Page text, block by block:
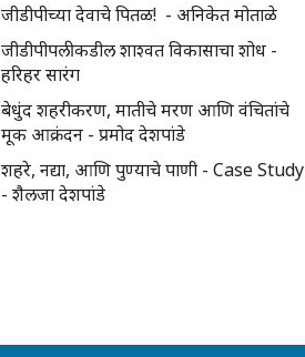
जीडीपीच्या देवाचे पितळ! - अनिकेत मोताळे
जीडीपीपलीकडील शाश्वत विकासाचा शोध -
हरिहर सारंग
बेधुंद शहरीकरण, मातीचे मरण आणि वंचितांचे
मूक आक्रंदन - प्रमोद देशपांडे
शहरे, नद्या, आणि पुण्याचे पाणी - Case Study
- शैलजा देशपांडे